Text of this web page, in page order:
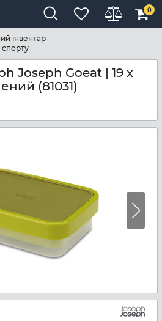
0
інвентар
спорту
Joseph Goeat | 19 х
(81031)